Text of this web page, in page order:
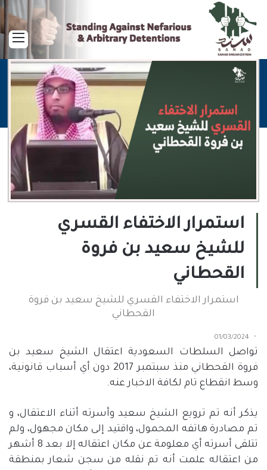
استمرار الاختفاء القسري
للشيخ سعيد بن فروة
القحطاني
استمرار الاختفاء القسري للشيخ سعيد بن فروة
القحطاني
01/03/2024
تواصل السلطات السعودية اعتقال الشيخ سعيد بن
فروة القحطاني منذ سبتمبر 2017 دون أي أسباب قانونية،
وسط انقطاع تام لكافة الاخبار عنه.
يذكر أنه تم ترويع الشيخ سعيد وأسرته أثناء الاعتقال، و
تم مصادرة هاتفه المحمول، واقتيد إلى مكان مجهول، ولم
تتلقى أسرته أي معلومة عن مكان اعتقاله إلا بعد 8 أشهر
من اعتقاله علمت أنه تم نقله من سجن شعار بمنطقة